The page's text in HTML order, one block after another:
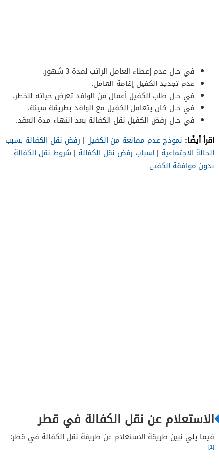
في حال عدم إعطاء العامل الراتب لمدة 3 شهور.
عدم تجديد الكفيل إقامة العامل.
في حال طلب الكفيل أعمال من الوافد تعرض حياته للخطر.
في حال كان يتعامل الكفيل مع الوافد بطريقة سيئة.
في حال رفض الكفيل نقل الكفالة بعد انتهاء مدة العقد.
اقرأ أيضًا: نموذج عدم ممانعة من الكفيل | رفض نقل الكفالة بسبب
الحالة الاجتماعية | أسباب رفض نقل الكفالة | شروط نقل الكفالة
بدون موافقة الكفيل
الاستعلام عن نقل الكفالة في قطر
فيما يلي نبين طريقة الاستعلام عن طريقة نقل الكفالة في قطر:
[1]